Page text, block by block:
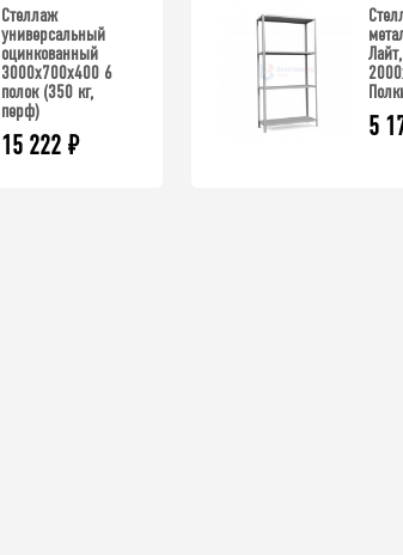
Стеллаж
универсальный
оцинкованный
3000x700x400 6
полок (350 кг,
перф)
15 222 ₽
Лайт,
5